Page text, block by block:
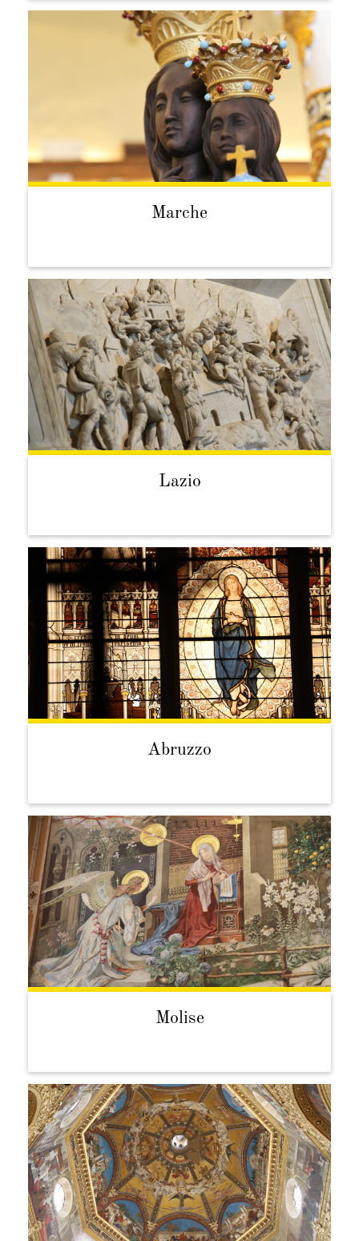
Marche
Lazio
Abruzzo
Molise